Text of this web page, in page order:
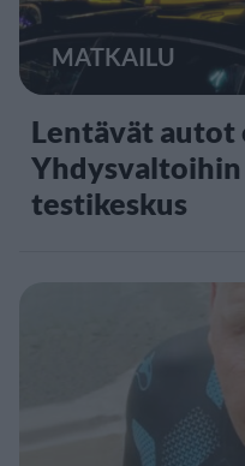
MATKAILU
Lentävät autot
Yhdysvaltoihin
testikeskus